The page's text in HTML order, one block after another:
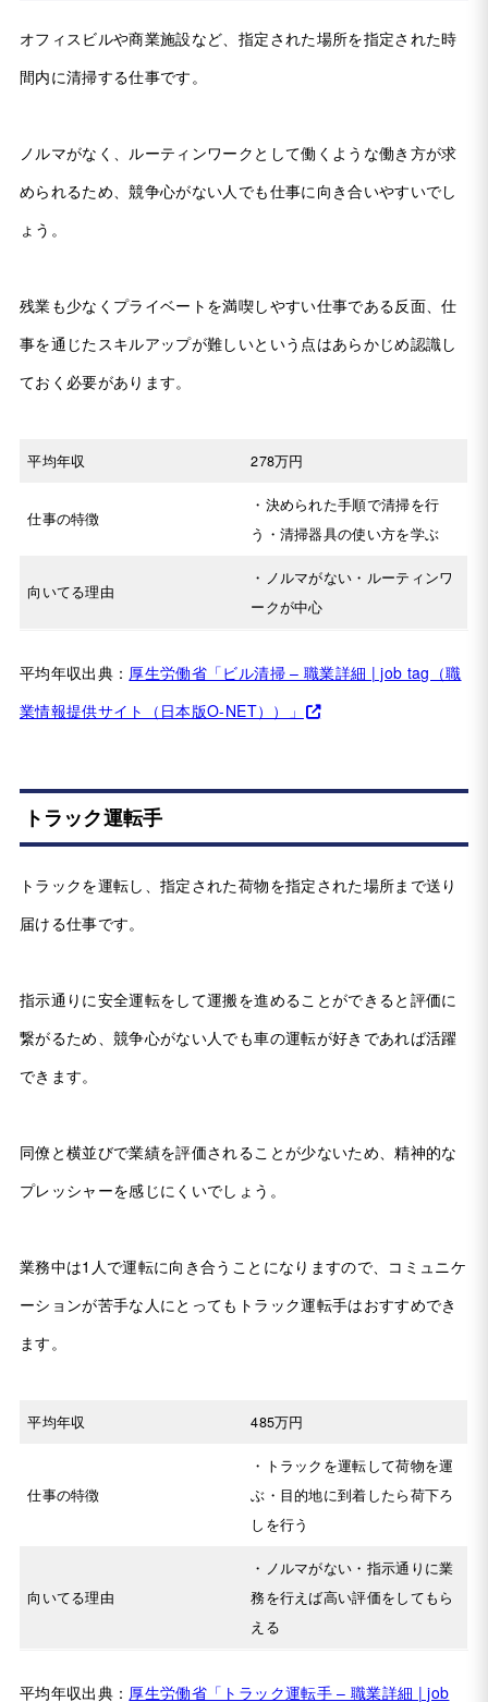
オフィスビルや商業施設など、指定された場所を指定された時
間内に清掃する仕事です。
ノルマがなく、ルーティンワークとして働くような働き方が求
められるため、競争心がない人でも仕事に向き合いやすいでし
ょう。
残業も少なくプライベートを満喫しやすい仕事である反面、仕
事を通じたスキルアップが難しいという点はあらかじめ認識し
ておく必要があります。
平均年収 278万円
仕事の特徴
・決められた手順で清掃を行
う・清掃器具の使い方を学ぶ
向いてる理由
・ノルマがない・ルーティンワ
ークが中心
平均年収出典： 厚生労働省「ビル清掃 – 職業詳細 | job tag（職
業情報提供サイト（日本版O-NET））」
トラック運転手
トラックを運転し、指定された荷物を指定された場所まで送り
届ける仕事です。
指示通りに安全運転をして運搬を進めることができると評価に
繋がるため、競争心がない人でも車の運転が好きであれば活躍
できます。
同僚と横並びで業績を評価されることが少ないため、精神的な
プレッシャーを感じにくいでしょう。
業務中は1人で運転に向き合うことになりますので、コミュニケ
ーションが苦手な人にとってもトラック運転手はおすすめでき
ます。
平均年収 485万円
仕事の特徴
・トラックを運転して荷物を運
ぶ・目的地に到着したら荷下ろ
しを行う
向いてる理由
・ノルマがない・指示通りに業
務を行えば高い評価をしてもら
える
平均年収出典： 厚生労働省「トラック運転手 – 職業詳細 | job